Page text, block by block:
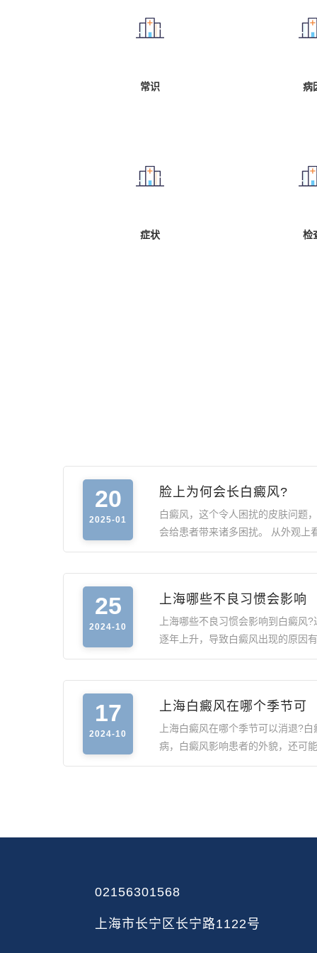
常识 病
症状 检
20
2025-01
脸上为何会长白癜风?
白癜风，这个令人困扰的皮肤问题
会给患者带来诸多困扰。 从外观上
25
2024-10
上海哪些不良习惯会影响
上海哪些不良习惯会影响到白癜风
逐年上升，导致白癜风出现的原因
17
2024-10
上海白癜风在哪个季节可
上海白癜风在哪个季节可以消退?
病，白癜风影响患者的外貌，还可
02156301568
上海市长宁区长宁路1122号